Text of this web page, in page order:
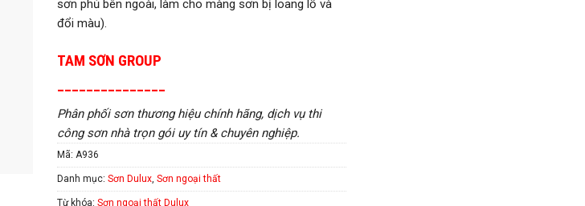
sơn phủ bên ngoài, làm cho màng sơn bị loang lổ và
đổi màu).
TAM SƠN GROUP
_______________
Phân phối sơn thương hiệu chính hãng, dịch vụ thi
công sơn nhà trọn gói uy tín & chuyên nghiệp.
Mã: A936
Danh mục: Sơn Dulux, Sơn ngoại thất
Từ khóa: Sơn ngoại thất Dulux